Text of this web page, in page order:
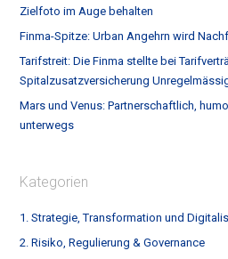
Zielfoto im Auge behalten
Finma-Spitze: Urban Angehrn wird
Tarifstreit: Die Finma stellte bei
Spitalzusatzversicherung
Mars und Venus: Partnerschaftlich,
unterwegs
Kategorien
1. Strategie, Transformation und
2. Risiko, Regulierung & Governance